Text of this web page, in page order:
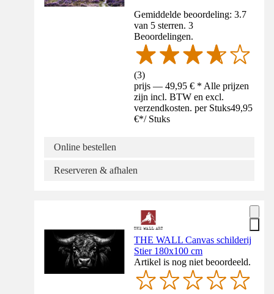
Gemiddelde beoordeling: 3.7
van 5 sterren. 3
Beoordelingen.
(3)
prijs — 49,95 € * Alle prijzen
zijn incl. BTW en excl.
verzendkosten. per Stuks49,95
€*/ Stuks
Online bestellen
Reserveren & afhalen
THE WALL Canvas schilderij
Stier 180x100 cm
Artikel is nog niet beoordeeld.